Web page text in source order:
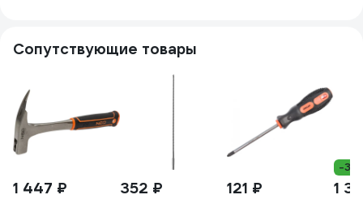
Сопутствующие товары
1 447 ₽ 352 ₽ 121 ₽
-
1